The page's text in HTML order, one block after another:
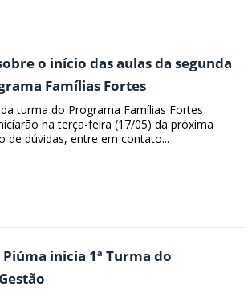
o início das aulas da segunda
Famílias Fortes
turma do Programa Famílias Fortes
na terça-feira (17/05) da próxima
de dúvidas, entre em contato...
Piúma inicia 1ª Turma do